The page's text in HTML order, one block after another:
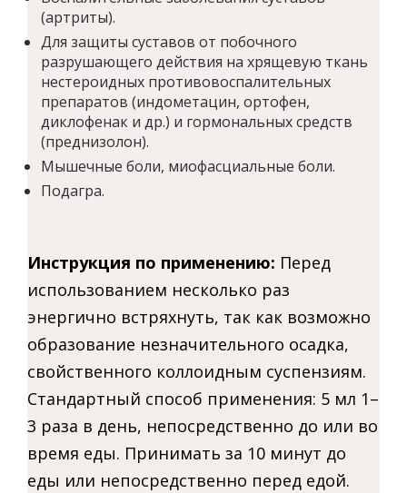
(артриты).
Для защиты суставов от побочного
разрушающего действия на хрящевую ткань
нестероидных противовоспалительных
препаратов (индометацин, ортофен,
диклофенак и др.) и гормональных средств
(преднизолон).
Мышечные боли, миофасциальные боли.
Подагра.
Инструкция по применению: Перед
использованием несколько раз
энергично встряхнуть, так как возможно
образование незначительного осадка,
свойственного коллоидным суспензиям.
Стандартный способ применения: 5 мл 1–
3 раза в день, непосредственно до или во
время еды. Принимать за 10 минут до
еды или непосредственно перед едой.